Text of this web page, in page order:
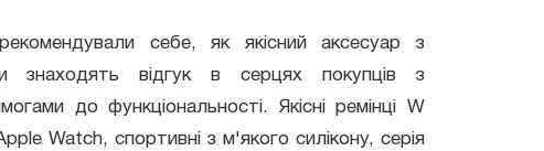
себе, як якісний аксесуар з
знаходять відгук в серцях покупців з
до функціональності. Якісні ремінці W
Watch, спортивні з м'якого силікону, серія